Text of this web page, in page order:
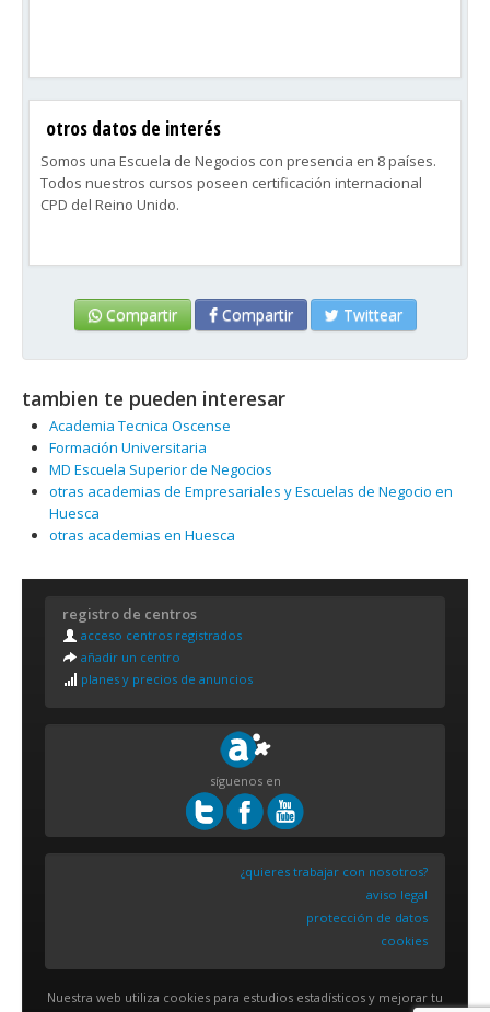
otros datos de interés
Somos una Escuela de Negocios con presencia en 8 países.
Todos nuestros cursos poseen certificación internacional
CPD del Reino Unido.
Compartir Compartir Twittear
tambien te pueden interesar
Academia Tecnica Oscense
Formación Universitaria
MD Escuela Superior de Negocios
otras academias de Empresariales y Escuelas de Negocio en
Huesca
otras academias en Huesca
registro de centros
acceso centros registrados
añadir un centro
planes y precios de anuncios
síguenos en
¿quieres trabajar con nosotros?
aviso legal
protección de datos
cookies
Nuestra web utiliza cookies para estudios estadísticos y mejorar tu